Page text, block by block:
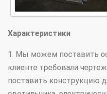
Характеристики
1. Мы можем поставить
клиенте требовали
поставить конструкцию